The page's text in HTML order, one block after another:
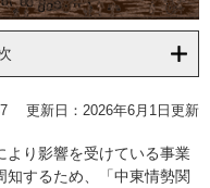
更新日：2026年6月1日更新
より影響を受けている事業
知するため、「中東情勢関